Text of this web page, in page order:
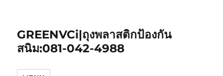
GREENVCi|ถุงพลาสติกป้องกัน
สนิม:081-042-4988